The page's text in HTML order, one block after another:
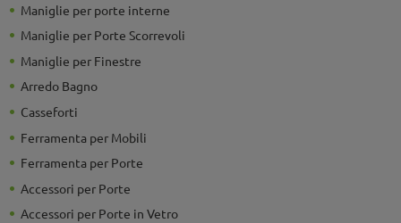
Maniglie per porte interne
Maniglie per Porte Scorrevoli
Maniglie per Finestre
Arredo Bagno
Casseforti
Ferramenta per Mobili
Ferramenta per Porte
Accessori per Porte
Accessori per Porte in Vetro